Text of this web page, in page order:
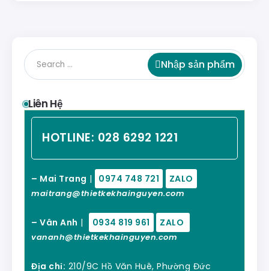
Nhập sản phẩm
Liên Hệ
HOTLINE: 028 6292 1221
– Mai Trang | 0974 748 721 ZALO
maitrang@thietkekhainguyen.com
– Vân Anh | 0934 819 961 ZALO
vananh@thietkekhainguyen.com
Địa chỉ: 210/9C Hồ Văn Huê, Phường Đức